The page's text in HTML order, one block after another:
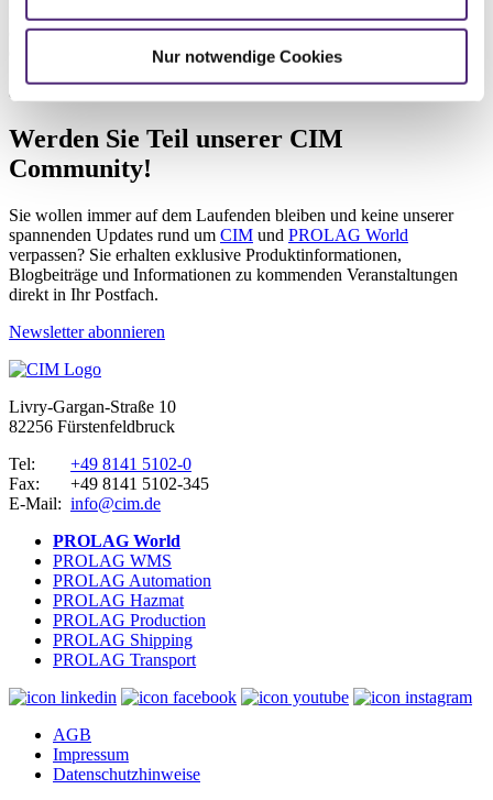
Nur notwendige Cookies
Für ersteren Aspekt bilden die vorgeschlagenen
vier Perspektiven
der Balanced Scorecardeinen tragfähigen Ansatz, da sie letztlich
die gesamte Wertschöpfungskette abbilden. Für den Aspekt der
Strategiedurchsetzung konkurriert die Balanced Scorecard mit
anderen Konzepten.
Werden Sie Teil unserer CIM
Community!
Sie wollen immer auf dem Laufenden bleiben und keine unserer
spannenden Updates rund um CIM und PROLAG World
verpassen? Sie erhalten exklusive Produktinformationen,
Blogbeiträge und Informationen zu kommenden Veranstaltungen
direkt in Ihr Postfach.
Newsletter abonnieren
Livry-Gargan-Straße 10
82256 Fürstenfeldbruck
Tel:
+49 8141 5102-0
Fax:
+49 8141 5102-345
E-Mail: info@cim.de
PROLAG World
PROLAG WMS
PROLAG Automation
PROLAG Hazmat
PROLAG Production
PROLAG Shipping
PROLAG Transport
AGB
Impressum
Datenschutzhinweise